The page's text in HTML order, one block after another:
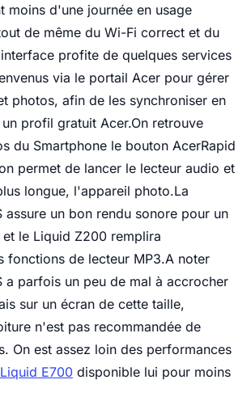
moins d'une journée en usage
de même du Wi-Fi correct et du
profite de quelques services
via le portail Acer pour gérer
photos, afin de les synchroniser en
profil gratuit Acer.On retrouve
du Smartphone le bouton AcerRapid
permet de lancer le lecteur audio et
longue, l'appareil photo.La
assure un bon rendu sonore pour un
le Liquid Z200 remplira
fonctions de lecteur MP3.A noter
a parfois un peu de mal à accrocher
sur un écran de cette taille,
n'est pas recommandée de
On est assez loin des performances
E700 disponible lui pour moins